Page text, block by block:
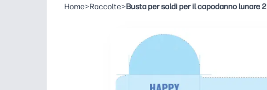
Home>Raccolte>Busta per soldi per il capodanno lunare 2